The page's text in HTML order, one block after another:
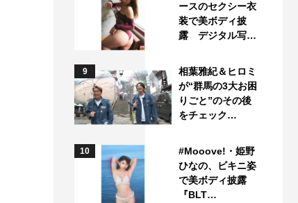
ースのセクシー衣
装で美ボディ披
露 デジタル写…
9
相葉雅紀＆ヒロミ
が“群馬の3大お困
りごと”のその後
をチェック…
10
#Mooove!・姫野
ひなの、ビキニ姿
で美ボディ披露
『BLT…